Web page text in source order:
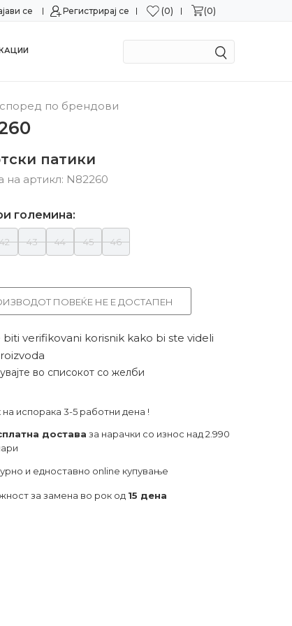
за замена во рок од 15 дена!
се Регистрирај се 0 0
по брендови
патики
артикл: N82260
големина:
43 44 45 46
ПОВЕЌЕ НЕ Е ДОСТАПЕН
verifikovani korisnik kako bi ste videli
во списокот со желби
на испорака 3-5 работни дена !
достава за нарачки со износ над 2.990
и едноставно online купување
за замена во рок од 15 дена